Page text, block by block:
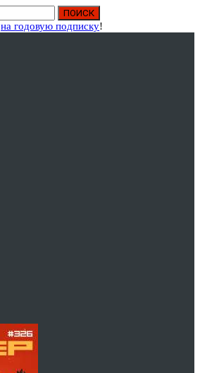
на годовую подписку!